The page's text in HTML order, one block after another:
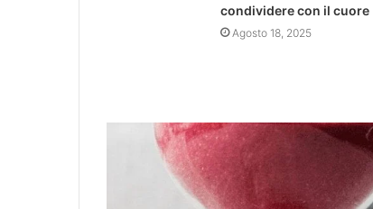
condividere con il cuore
Agosto 18, 2025